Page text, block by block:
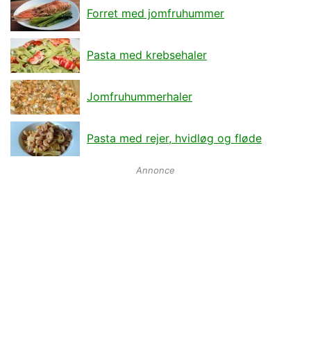
Forret med jomfruhummer
Pasta med krebsehaler
Jomfruhummerhaler
Pasta med rejer, hvidløg og fløde
Annonce